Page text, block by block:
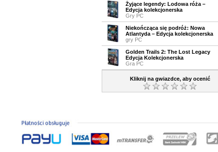
Żyjące legendy: Lodowa róża –
Edycja kolekcjonerska
Gry PC
Niekończąca się podróż: Nowa
Atlantyda – Edycja kolekcjonerska
gry PC
Golden Trails 2: The Lost Legacy
Edycja Kolekcjonerska
Gra PC
Kliknij na gwiazdce, aby ocenić